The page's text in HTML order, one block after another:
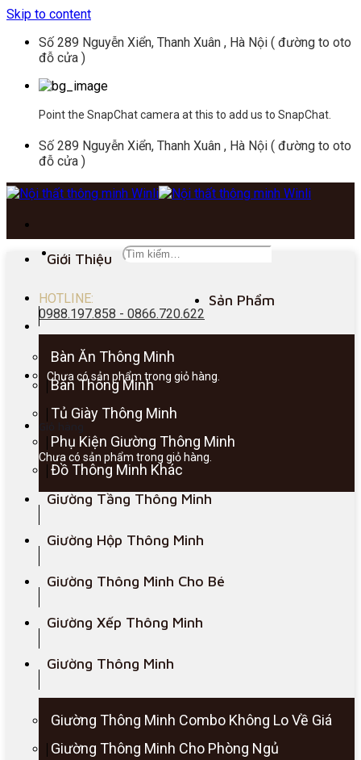
Skip to content
Số 289 Nguyễn Xiển, Thanh Xuân , Hà Nội ( đường to oto
đỗ cửa )
Point the SnapChat camera at this to add us to SnapChat.
Số 289 Nguyễn Xiển, Thanh Xuân , Hà Nội ( đường to oto
đỗ cửa )
HOTLINE:
0988.197.858 - 0866.720.622
Chưa có sản phẩm trong giỏ hàng.
Giỏ hàng
Chưa có sản phẩm trong giỏ hàng.
Giới Thiệu
Sản Phẩm
Bàn Ăn Thông Minh
Bàn Thông Minh
Tủ Giày Thông Minh
Phụ Kiện Giường Thông Minh
Đồ Thông Minh Khác
Giường Tầng Thông Minh
Giường Hộp Thông Minh
Giường Thông Minh Cho Bé
Giường Xếp Thông Minh
Giường Thông Minh
Giường Thông Minh Combo Không Lo Về Giá
Giường Thông Minh Cho Phòng Ngủ